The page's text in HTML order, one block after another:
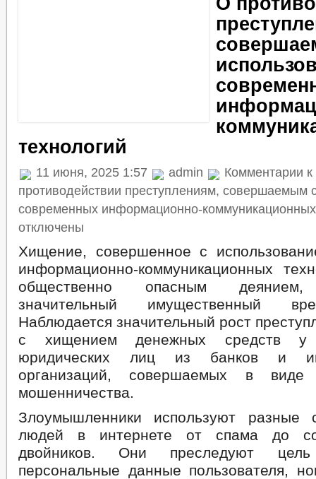
технологий
11 июня, 2025 1:57 admin Комментарии
противодействии преступлениям, совершаемым
современных информационно-коммуникационных
отключены
Хищение, совершенное с
информационно-коммуникационных
общественно опасным деянием,
значительный имущественный
Наблюдается значительный рост
с хищением денежных средств у
юридических лиц из банков и
организаций, совершаемых в виде
мошенничества.
Злоумышленники используют разные
людей в интернете от спама до
двойников. Они преследуют
персональные данные пользователя,